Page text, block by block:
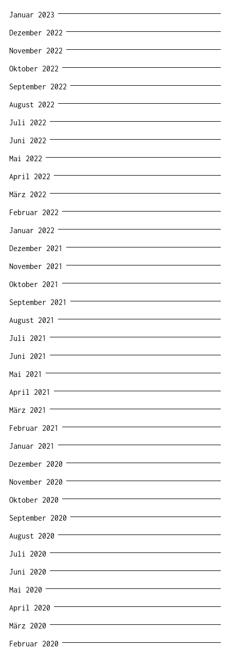
Januar 2023
Dezember 2022
November 2022
Oktober 2022
September 2022
August 2022
Juli 2022
Juni 2022
Mai 2022
April 2022
März 2022
Februar 2022
Januar 2022
Dezember 2021
November 2021
Oktober 2021
September 2021
August 2021
Juli 2021
Juni 2021
Mai 2021
April 2021
März 2021
Februar 2021
Januar 2021
Dezember 2020
November 2020
Oktober 2020
September 2020
August 2020
Juli 2020
Juni 2020
Mai 2020
April 2020
März 2020
Februar 2020